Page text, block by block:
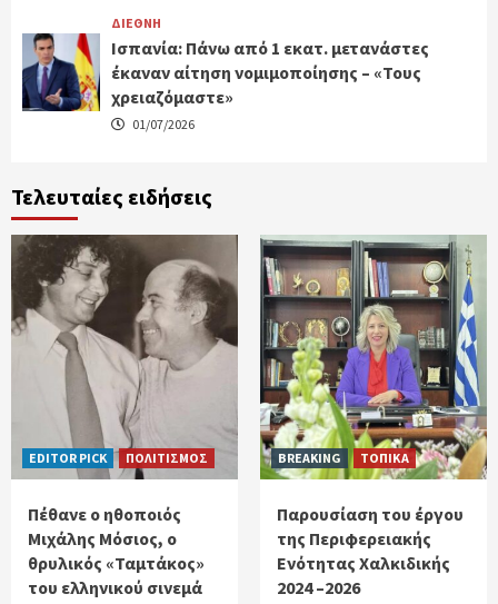
ΔΙΕΘΝΗ
Ισπανία: Πάνω από 1 εκατ. μετανάστες
έκαναν αίτηση νομιμοποίησης – «Τους
χρειαζόμαστε»
01/07/2026
Τελευταίες ειδήσεις
EDITOR PICK ΠΟΛΙΤΙΣΜΟΣ
Πέθανε ο ηθοποιός
Μιχάλης Μόσιος, ο
θρυλικός «Ταμτάκος»
του ελληνικού σινεμά
BREAKING ΤΟΠΙΚΑ
Παρουσίαση του έργου
της Περιφερειακής
Ενότητας Χαλκιδικής
2024 –2026